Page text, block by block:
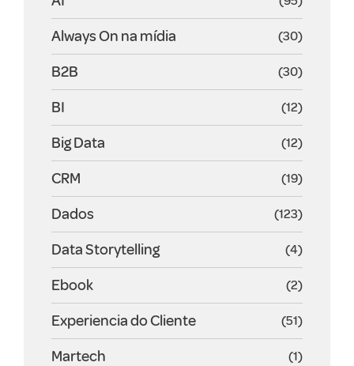
Always On na mídia (30)
B2B (30)
BI (12)
Big Data (12)
CRM (19)
Dados (123)
Data Storytelling (4)
Ebook (2)
Experiencia do Cliente (51)
Martech (1)